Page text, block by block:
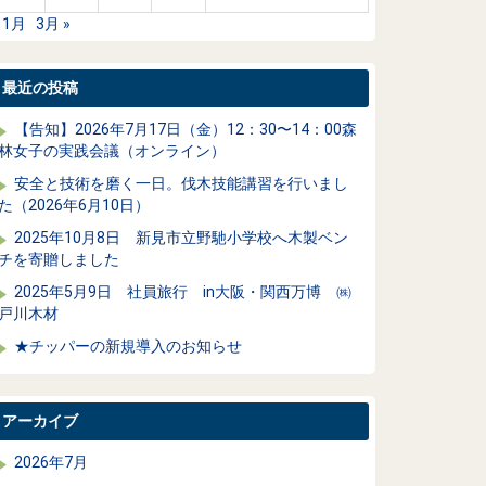
月
3月 »
最近の投稿
【告知】2026年7月17日（金）12：30〜14：00森
女子の実践会議（オンライン）
安全と技術を磨く一日。伐木技能講習を行いまし
（2026年6月10日）
2025年10月8日 新見市立野馳小学校へ木製ベン
を寄贈しました
2025年5月9日 社員旅行 in大阪・関西万博 ㈱
川木材
★チッパーの新規導入のお知らせ
アーカイブ
2026年7月